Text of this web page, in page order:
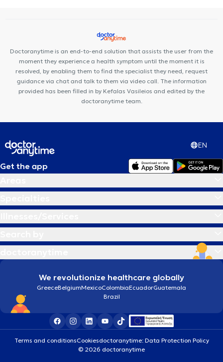
Doctoranytime is an end-to-end solution that assists the user from the
moment they experience a health symptom until the moment it is
resolved, by enabling them to find the specialist they need, request
guidance via chat and talk to them via video call. The information
provided has been filled in by Kefalas Vasileios and edited by the
doctoranytime team.
EN
Get the app
We revolutionize healthcare globally
GreeceBelgiumMexicoColombiaEcuadorGuatemala
Brazil
Terms and conditionsCookiesdoctoranytime: Data Protection Policy
© 2026 doctoranytime